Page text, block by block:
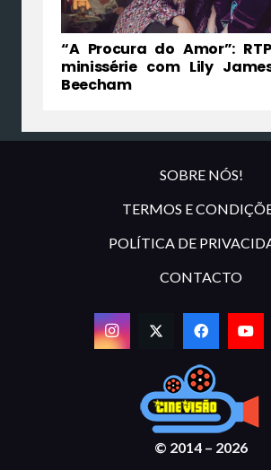
“A Procura do Amor”:
minissérie com Lily
Beecham
SOBRE NÓS!
TERMOS E
POLÍTICA DE
CONTACTO
© 2014 – 2026